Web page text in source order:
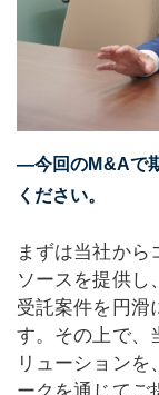
―今回のM&Aで
ください。
まずは当社から
ソースを提供し
受託案件を円滑
す。その上で、
リューションを